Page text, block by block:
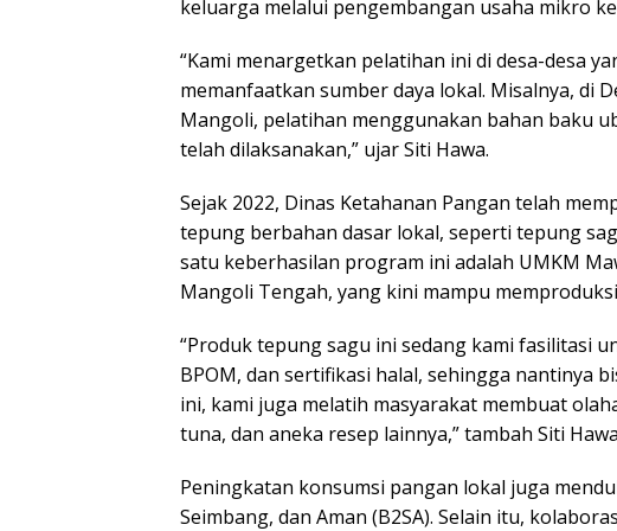
keluarga melalui pengembangan usaha mikro
“Kami menargetkan pelatihan ini di desa-desa
memanfaatkan sumber daya lokal. Misalnya, di
Mangoli, pelatihan menggunakan bahan baku
telah dilaksanakan,” ujar Siti Hawa.
Sejak 2022, Dinas Ketahanan Pangan telah
tepung berbahan dasar lokal, seperti tepung
satu keberhasilan program ini adalah UMKM
Mangoli Tengah, yang kini mampu
“Produk tepung sagu ini sedang kami fasilitasi
BPOM, dan sertifikasi halal, sehingga nantinya
ini, kami juga melatih masyarakat membuat
tuna, dan aneka resep lainnya,” tambah Siti
Peningkatan konsumsi pangan lokal juga
Seimbang, dan Aman (B2SA). Selain itu,